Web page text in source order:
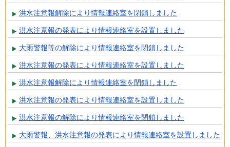
洪水注意報解除により情報連絡室を閉鎖しました
洪水注意報の発表により情報連絡室を設置しました
大雨警報等の解除により情報連絡室を閉鎖しました
洪水注意報の発表により情報連絡室を設置しました
洪水注意報解除により情報連絡室を閉鎖しました
洪水注意報の発表により情報連絡室を設置しました
洪水注意報の解除により情報連絡室を閉鎖しました
大雨警報、洪水注意報の発表により情報連絡室を設置しました